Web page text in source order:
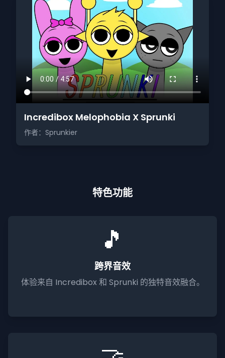
Incredibox Melophobia X Sprunki
作者：Sprunkier
特色功能
🎵
跨界音效
体验来自 Incredibox 和 Sprunki 的独特音效融合。